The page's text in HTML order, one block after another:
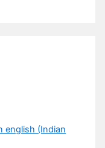
english (Indian